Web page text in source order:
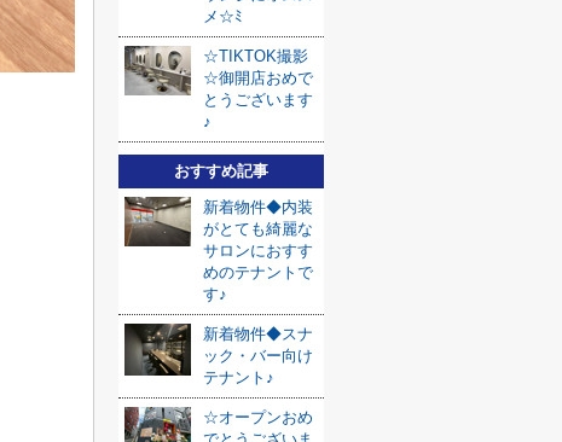
メ☆ﾐ
☆TIKTOK撮影
☆御開店おめで
とうございます
♪
おすすめ記事
新着物件◆内装
がとても綺麗な
サロンにおすす
めのテナントで
す♪
新着物件◆スナ
ック・バー向け
テナント♪
☆オープンおめ